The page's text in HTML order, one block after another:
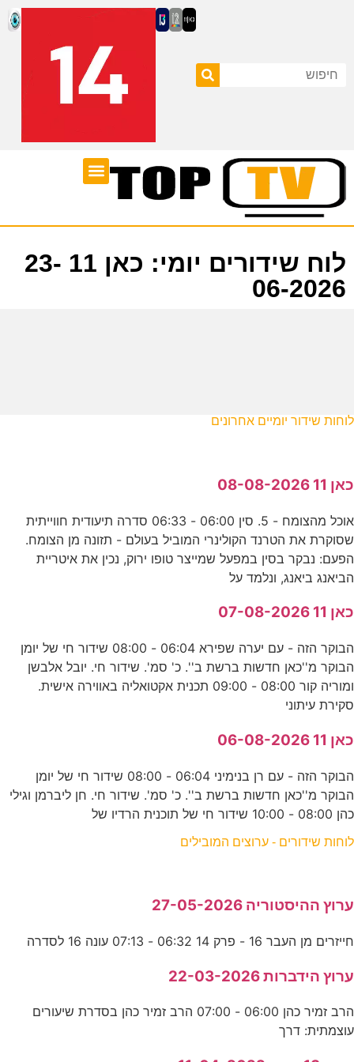
לוח שידורים יומי: כאן 11 23-
06-2026
לוחות שידור יומיים אחרונים
כאן 11 08-08-2026
אוכל מהצומח - 5. סין 06:00 - 06:33 סדרה תיעודית חווייתית
שסוקרת את הטרנד הקולינרי המוביל בעולם - תזונה מן הצומח.
הפעם: נבקר בסין במפעל שמייצר טופו ירוק, נכין את איטריית
הביאנג ביאנג, ונלמד על
כאן 11 07-08-2026
הבוקר הזה - עם יערה שפירא 06:04 - 08:00 שידור חי של יומן
הבוקר מ''כאן חדשות ברשת ב''. כ' סמ'. שידור חי. יובל אלבשן
ומוריה קור 08:00 - 09:00 תכנית אקטואליה באווירה אישית.
סקירת עיתוני
כאן 11 06-08-2026
הבוקר הזה - עם רן בנימיני 06:04 - 08:00 שידור חי של יומן
הבוקר מ''כאן חדשות ברשת ב''. כ' סמ'. שידור חי. חן ליברמן וגילי
כהן 08:00 - 10:00 שידור חי של תוכנית הרדיו של
לוחות שידורים - ערוצים המובילים
ערוץ ההיסטוריה 27-05-2026
חייזרים מן העבר 16 - פרק 14 06:32 - 07:13 עונה 16 לסדרה
ערוץ הידברות 22-03-2026
הרב זמיר כהן 06:00 - 07:00 הרב זמיר כהן בסדרת שיעורים
עוצמתית: דרך